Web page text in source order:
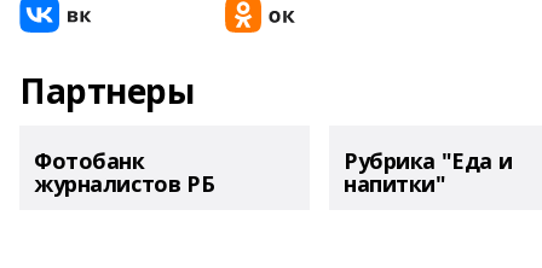
Партнеры
Фотобанк
журналистов РБ
Рубрика "Еда и
напитки"